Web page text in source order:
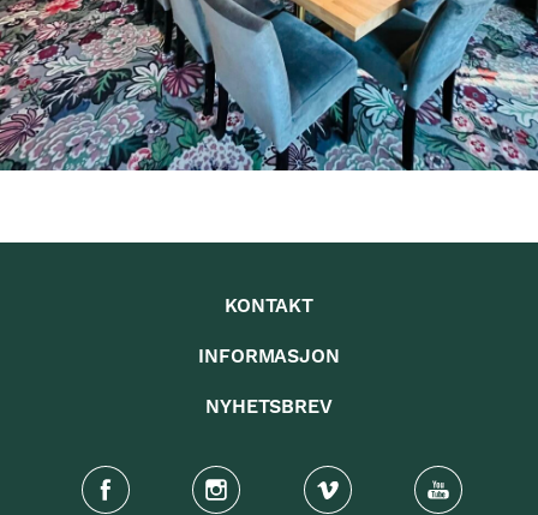
KONTAKT
INFORMASJON
NYHETSBREV